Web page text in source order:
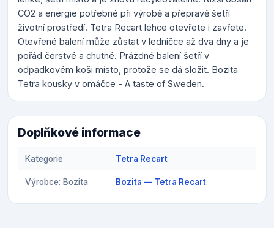
CO2 a energie potřebné při výrobě a přepravě šetří
životní prostředí. Tetra Recart lehce otevřete i zavřete.
Otevřené balení může zůstat v ledničce až dva dny a je
pořád čerstvé a chutné. Prázdné balení šetří v
odpadkovém koši místo, protože se dá složit. Bozita
Tetra kousky v omáčce - A taste of Sweden.
Doplňkové informace
Kategorie Tetra Recart
Výrobce: Bozita Bozita — Tetra Recart